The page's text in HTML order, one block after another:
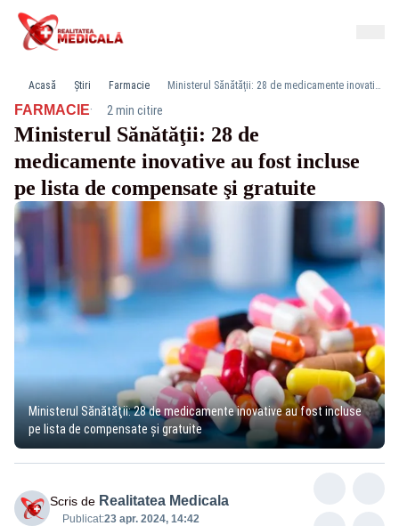
Acasă Știri Farmacie Ministerul Sănătăţii: 28 de medicamente inovative au fost incluse pe lista de compensate şi gratuite
FARMACIE· 2 min citire
Ministerul Sănătăţii: 28 de
medicamente inovative au fost incluse
pe lista de compensate şi gratuite
Ministerul Sănătăţii: 28 de medicamente inovative au fost incluse
pe lista de compensate şi gratuite
Scris de Realitatea Medicala
Publicat:23 apr. 2024, 14:42